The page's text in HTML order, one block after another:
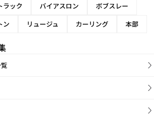
ラック
バイアスロン
ボブスレー
ン
リュージュ カーリング 本部